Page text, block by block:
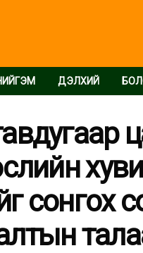
ДЭЛХИЙ
сонгох